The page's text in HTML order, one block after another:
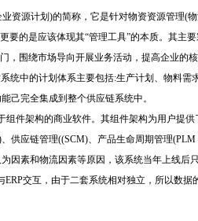
资源计划 )的简称，它是针对物资资源管理(
要的是应该体现其“管理工具”的本质。其主
，围绕市场导向开展业务活动，提高企业的
系统中的计划体系主要包括:生产计划、物料需
己完全集成到整个供应链系统中。
组件架构的商业软件。其组件架构为用户提
、供应链管理((SCM)、产品生命周期管理(PLM
因素和物流因素等原因，该系统当年上线
ERP交互，由于二套系统相对独立，所以数据